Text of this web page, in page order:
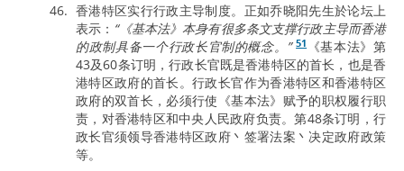
香港特区实行行政主导制度。正如乔晓阳先生於论坛上
表示： “《基本法》本身有很多条文支撑行政主导而香港
的政制具备一个行政长官制的概念。”51
《基本法》第
43及60条订明，行政长官既是香港特区的首长，也是香
港特区政府的首长。行政长官作为香港特区和香港特区
政府的双首长，必须行使《基本法》赋予的职权履行职
责，对香港特区和中央人民政府负责。第48条订明，行
政长官须领导香港特区政府丶签署法案丶决定政府政策
等。